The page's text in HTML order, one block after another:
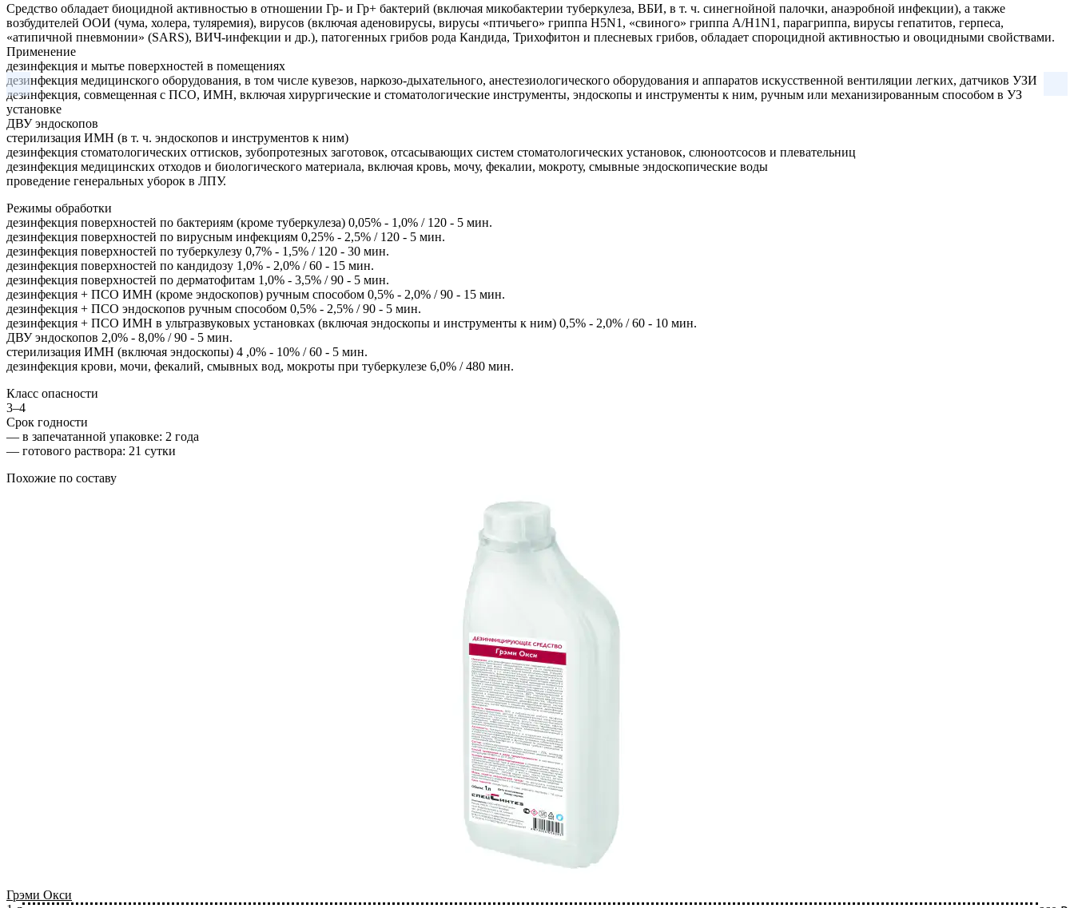
Средство обладает биоцидной активностью в отношении Гр- и Гр+ бактерий (включая микобактерии туберкулеза, ВБИ, в т. ч. синегнойной палочки, анаэробной инфекции), а также
возбудителей ООИ (чума, холера, туляремия), вирусов (включая аденовирусы, вирусы «птичьего» гриппа H5N1, «свиного» гриппа А/H1N1, парагриппа, вирусы гепатитов, герпеса,
«атипичной пневмонии» (SARS), ВИЧ-инфекции и др.), патогенных грибов рода Кандида, Трихофитон и плесневых грибов, обладает спороцидной активностью и овоцидными свойствами.
Применение
дезинфекция и мытье поверхностей в помещениях
дезинфекция медицинского оборудования, в том числе кувезов, наркозо-дыхательного, анестезиологического оборудования и аппаратов искусственной вентиляции легких, датчиков УЗИ
дезинфекция, совмещенная с ПСО, ИМН, включая хирургические и стоматологические инструменты, эндоскопы и инструменты к ним, ручным или механизированным способом в УЗ
установке
ДВУ эндоскопов
стерилизация ИМН (в т. ч. эндоскопов и инструментов к ним)
дезинфекция стоматологических оттисков, зубопротезных заготовок, отсасывающих систем стоматологических установок, слюноотсосов и плевательниц
дезинфекция медицинских отходов и биологического материала, включая кровь, мочу, фекалии, мокроту, смывные эндоскопические воды
проведение генеральных уборок в ЛПУ.
Режимы обработки
дезинфекция поверхностей по бактериям (кроме туберкулеза) 0,05% - 1,0% / 120 - 5 мин.
дезинфекция поверхностей по вирусным инфекциям 0,25% - 2,5% / 120 - 5 мин.
дезинфекция поверхностей по туберкулезу 0,7% - 1,5% / 120 - 30 мин.
дезинфекция поверхностей по кандидозу 1,0% - 2,0% / 60 - 15 мин.
дезинфекция поверхностей по дерматофитам 1,0% - 3,5% / 90 - 5 мин.
дезинфекция + ПСО ИМН (кроме эндоскопов) ручным способом 0,5% - 2,0% / 90 - 15 мин.
дезинфекция + ПСО эндоскопов ручным способом 0,5% - 2,5% / 90 - 5 мин.
дезинфекция + ПСО ИМН в ультразвуковых установках (включая эндоскопы и инструменты к ним) 0,5% - 2,0% / 60 - 10 мин.
ДВУ эндоскопов 2,0% - 8,0% / 90 - 5 мин.
стерилизация ИМН (включая эндоскопы) 4 ,0% - 10% / 60 - 5 мин.
дезинфекция крови, мочи, фекалий, смывных вод, мокроты при туберкулезе 6,0% / 480 мин.
Класс опасности
3–4
Срок годности
— в запечатанной упаковке: 2 года
— готового раствора: 21 сутки
Похожие по составу
Грэми Окси